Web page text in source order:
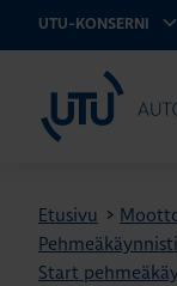
UTU-KONSERNI
UTU Automation
Etusivu >
Start